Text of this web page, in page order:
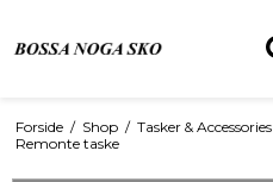
Forside / Shop / Tasker & Accessories
Remonte taske